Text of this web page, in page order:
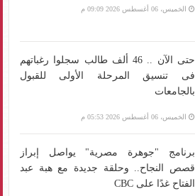
الخميس، 06 أغسطس 2026 09:09 م
حتى الآن .. 46 ألف طالب سجلوا رغباتهم
فى تنسيق المرحلة الأولى للقبول
بالجامعات
الخميس، 06 أغسطس 2026 05:53 م
برنامج "جوهرة مصرية" يواصل إبراز
قصص النجاح.. وحلقة جديدة مع هبة عبد
الفتاح غدًا على CBC